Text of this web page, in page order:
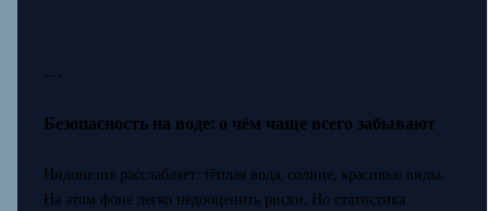
---
Безопасность на воде: о чём чаще всего забывают
Индонезия расслабляет: тёплая вода, солнце, красивые виды.
На этом фоне легко недооценить риски. Но статистика